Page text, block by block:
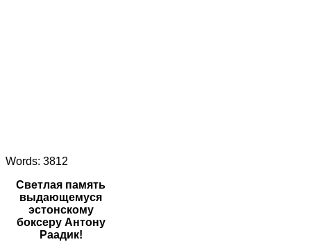
Words: 3812
Светлая память
выдающемуся
эстонскому
боксеру Антону
Раадик!